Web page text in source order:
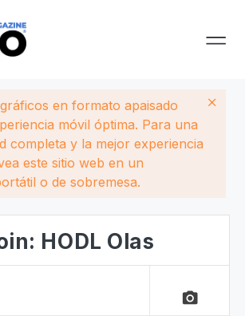
en formato apaisado
móvil óptima. Para una
completa y la mejor experiencia
este sitio web en un
o de sobremesa.
HODL Olas
camera_alt